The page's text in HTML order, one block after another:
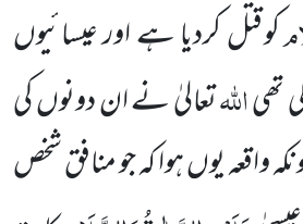
کو قتل کردیا ہے اور عیسائیوں
تھیاللہتعالیٰ نے ان دونوں کی
واقعہ یوں ہوا کہ جو منافق شخص